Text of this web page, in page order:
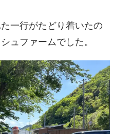
一行がたどり着いたの
ュファームでした。